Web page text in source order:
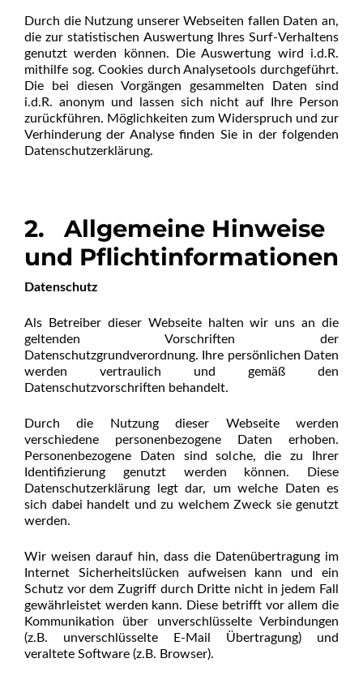
Durch die Nutzung unserer Webseiten fallen Daten an,
die zur statistischen Auswertung Ihres Surf-Verhaltens
genutzt werden können. Die Auswertung wird i.d.R.
mithilfe sog. Cookies durch Analysetools durchgeführt.
Die bei diesen Vorgängen gesammelten Daten sind
i.d.R. anonym und lassen sich nicht auf Ihre Person
zurückführen. Möglichkeiten zum Widerspruch und zur
Verhinderung der Analyse finden Sie in der folgenden
Datenschutzerklärung.
2. Allgemeine Hinweise
und Pflichtinformationen
Datenschutz
Als Betreiber dieser Webseite halten wir uns an die
geltenden Vorschriften der
Datenschutzgrundverordnung. Ihre persönlichen Daten
werden vertraulich und gemäß den
Datenschutzvorschriften behandelt.
Durch die Nutzung dieser Webseite werden
verschiedene personenbezogene Daten erhoben.
Personenbezogene Daten sind solche, die zu Ihrer
Identifizierung genutzt werden können. Diese
Datenschutzerklärung legt dar, um welche Daten es
sich dabei handelt und zu welchem Zweck sie genutzt
werden.
Wir weisen darauf hin, dass die Datenübertragung im
Internet Sicherheitslücken aufweisen kann und ein
Schutz vor dem Zugriff durch Dritte nicht in jedem Fall
gewährleistet werden kann. Diese betrifft vor allem die
Kommunikation über unverschlüsselte Verbindungen
(z.B. unverschlüsselte E-Mail Übertragung) und
veraltete Software (z.B. Browser).